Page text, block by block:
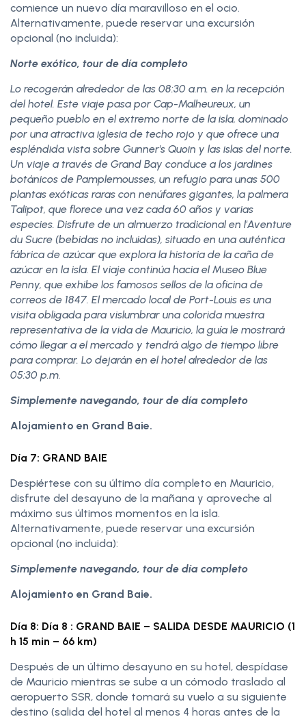
comience un nuevo día maravilloso en el ocio.
Alternativamente, puede reservar una excursión
opcional (no incluida):
Norte exótico, tour de día completo
Lo recogerán alrededor de las 08:30 a.m. en la recepción
del hotel. Este viaje pasa por Cap-Malheureux, un
pequeño pueblo en el extremo norte de la isla, dominado
por una atractiva iglesia de techo rojo y que ofrece una
espléndida vista sobre Gunner's Quoin y las islas del norte.
Un viaje a través de Grand Bay conduce a los jardines
botánicos de Pamplemousses, un refugio para unas 500
plantas exóticas raras con nenúfares gigantes, la palmera
Talipot, que florece una vez cada 60 años y varias
especies. Disfrute de un almuerzo tradicional en l'Aventure
du Sucre (bebidas no incluidas), situado en una auténtica
fábrica de azúcar que explora la historia de la caña de
azúcar en la isla. El viaje continúa hacia el Museo Blue
Penny, que exhibe los famosos sellos de la oficina de
correos de 1847. El mercado local de Port-Louis es una
visita obligada para vislumbrar una colorida muestra
representativa de la vida de Mauricio, la guía le mostrará
cómo llegar a el mercado y tendrá algo de tiempo libre
para comprar. Lo dejarán en el hotel alrededor de las
05:30 p.m.
Simplemente navegando, tour de día completo
Alojamiento en Grand Baie.
Día 7: GRAND BAIE
Despiértese con su último día completo en Mauricio,
disfrute del desayuno de la mañana y aproveche al
máximo sus últimos momentos en la isla.
Alternativamente, puede reservar una excursión
opcional (no incluida):
Simplemente navegando, tour de día completo
Alojamiento en Grand Baie.
Día 8: Día 8 : GRAND BAIE – SALIDA DESDE MAURICIO (1
h 15 min – 66 km)
Después de un último desayuno en su hotel, despídase
de Mauricio mientras se sube a un cómodo traslado al
aeropuerto SSR, donde tomará su vuelo a su siguiente
destino (salida del hotel al menos 4 horas antes de la